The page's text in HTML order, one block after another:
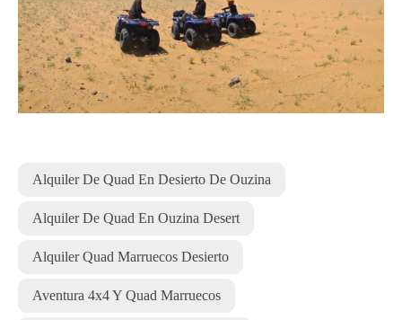
Alquiler De Quad En Desierto De Ouzina
Alquiler De Quad En Ouzina Desert
Alquiler Quad Marruecos Desierto
Aventura 4x4 Y Quad Marruecos